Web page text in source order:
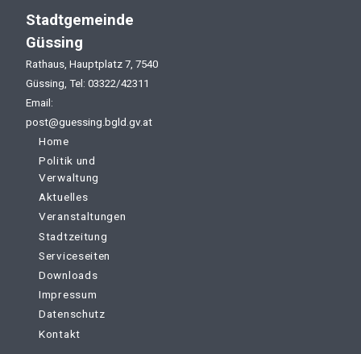
Stadtgemeinde
Güssing
Rathaus, Hauptplatz 7, 7540
Güssing, Tel: 03322/42311
Email:
post@guessing.bgld.gv.at
Home
Politik und
Verwaltung
Aktuelles
Veranstaltungen
Stadtzeitung
Serviceseiten
Downloads
Impressum
Datenschutz
Kontakt